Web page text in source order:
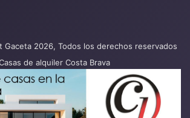
2026, Todos los derechos reservados
de alquiler Costa Brava